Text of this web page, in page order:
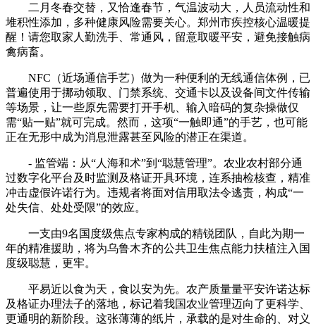
二月冬春交替，又恰逢春节，气温波动大，人员流动性和
堆积性添加，多种健康风险需要关心。郑州市疾控核心温暖提
醒！请您取家人勤洗手、常通风，留意取暖平安，避免接触病
禽病畜。
NFC（近场通信手艺）做为一种便利的无线通信体例，已
普遍使用于挪动领取、门禁系统、交通卡以及设备间文件传输
等场景，让一些原先需要打开手机、输入暗码的复杂操做仅
需“贴一贴”就可完成。然而，这项“一触即通”的手艺，也可能
正在无形中成为消息泄露甚至风险的潜正在渠道。
- 监管端：从“人海和术”到“聪慧管理”。农业农村部分通
过数字化平台及时监测及格证开具环境，连系抽检核查，精准
冲击虚假许诺行为。违规者将面对信用取法令逃责，构成“一
处失信、处处受限”的效应。
一支由9名国度级焦点专家构成的精锐团队，自此为期一
年的精准援助，将为乌鲁木齐的公共卫生焦点能力扶植注入国
度级聪慧，更牢。
平易近以食为天，食以安为先。农产质量量平安许诺达标
及格证办理法子的落地，标记着我国农业管理迈向了更科学、
更通明的新阶段。这张薄薄的纸片，承载的是对生命的、对义